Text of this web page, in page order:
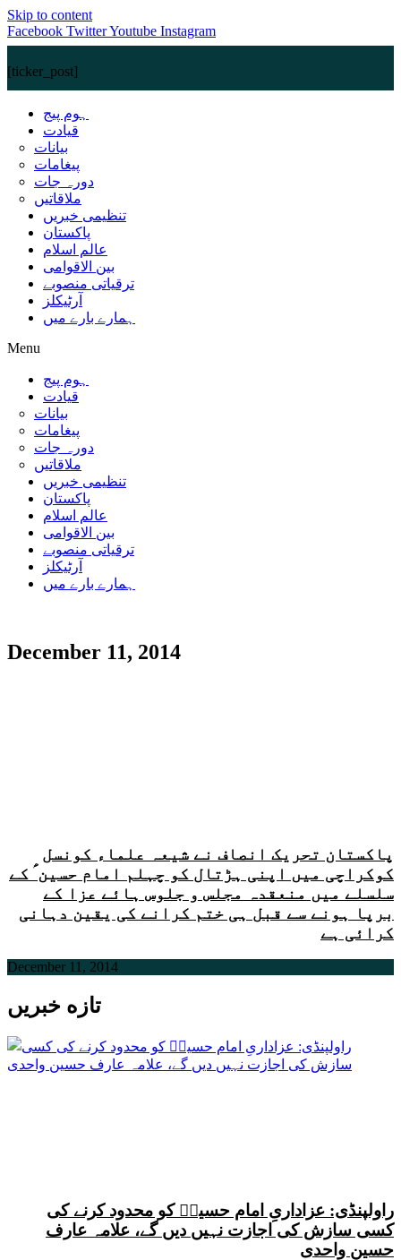
Skip to content
Facebook TwitterYoutube Instagram
[ticker_post]
ہوم پیج
قیادت
بیانات
پیغامات
دورہ جات
ملاقاتیں
تنظیمی خبریں
پاکستان
عالم اسلام
بین الاقوامی
ترقیاتی منصوبے
آرٹیکلز
ہمارے بارے میں
Menu
ہوم پیج
قیادت
بیانات
پیغامات
دورہ جات
ملاقاتیں
تنظیمی خبریں
پاکستان
عالم اسلام
بین الاقوامی
ترقیاتی منصوبے
آرٹیکلز
ہمارے بارے میں
December 11, 2014
پاکستان تحریک انصاف نے شیعہ علماء کونسل
کوکراچی میں اپنی ہڑتال کو چہلم امام حسین ؑ کے
سلسلے میں منعقدہ مجلس و جلوس ہائے عزا کے
برپا ہونے سے قبل ہی ختم کرانے کی یقین دہانی
کرائی ہے
December 11, 2014
تازه خبریں
راولپنڈی: عزاداریِ امام حسینؑ کو محدود کرنے کی
کسی سازش کی اجازت نہیں دیں گے، علامہ عارف
حسین واحدی